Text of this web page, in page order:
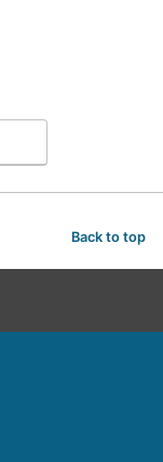
Back to top